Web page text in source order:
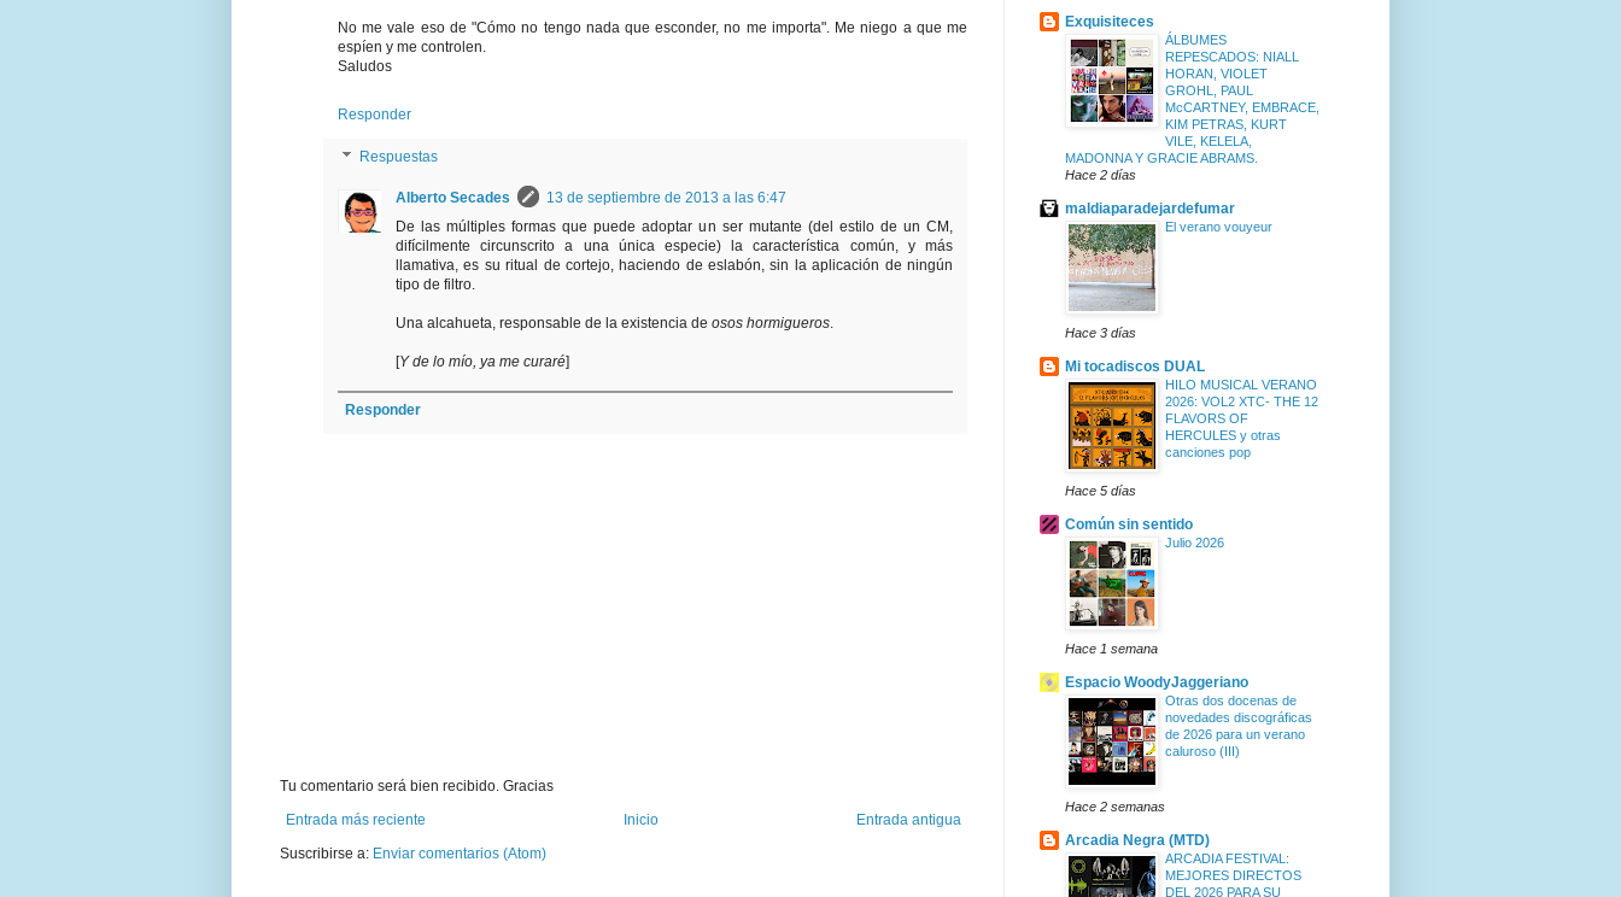
No me vale eso de "Cómo no tengo nada que esconder, no me importa". Me niego a que me
espíen y me controlen.
Saludos
Responder
Respuestas
Alberto Secades
13 de septiembre de 2013 a las 6:47
De las múltiples formas que puede adoptar un ser mutante (del estilo de un CM,
difícilmente circunscrito a una única especie) la característica común, y más
llamativa, es su ritual de cortejo, haciendo de eslabón, sin la aplicación de ningún
tipo de filtro.
Una alcahueta, responsable de la existencia de osos hormigueros.
[Y de lo mío, ya me curaré]
Responder
Tu comentario será bien recibido. Gracias
Entrada más reciente
Entrada antigua
Inicio
Suscribirse a: Enviar comentarios (Atom)
Exquisiteces
ÁLBUMES
REPESCADOS: NIALL
HORAN, VIOLET
GROHL, PAUL
McCARTNEY, EMBRACE,
KIM PETRAS, KURT
VILE, KELELA,
MADONNA Y GRACIE ABRAMS.
Hace 2 días
maldiaparadejardefumar
El verano vouyeur
Hace 3 días
Mi tocadiscos DUAL
HILO MUSICAL VERANO
2026: VOL2 XTC- THE 12
FLAVORS OF
HERCULES y otras
canciones pop
Hace 5 días
Común sin sentido
Julio 2026
Hace 1 semana
Espacio WoodyJaggeriano
Otras dos docenas de
novedades discográficas
de 2026 para un verano
caluroso (III)
Hace 2 semanas
Arcadia Negra (MTD)
ARCADIA FESTIVAL:
MEJORES DIRECTOS
DEL 2026 PARA SU